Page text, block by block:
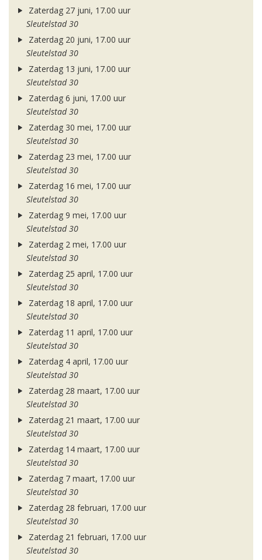
Zaterdag 27 juni, 17.00 uur
Sleutelstad 30
Zaterdag 20 juni, 17.00 uur
Sleutelstad 30
Zaterdag 13 juni, 17.00 uur
Sleutelstad 30
Zaterdag 6 juni, 17.00 uur
Sleutelstad 30
Zaterdag 30 mei, 17.00 uur
Sleutelstad 30
Zaterdag 23 mei, 17.00 uur
Sleutelstad 30
Zaterdag 16 mei, 17.00 uur
Sleutelstad 30
Zaterdag 9 mei, 17.00 uur
Sleutelstad 30
Zaterdag 2 mei, 17.00 uur
Sleutelstad 30
Zaterdag 25 april, 17.00 uur
Sleutelstad 30
Zaterdag 18 april, 17.00 uur
Sleutelstad 30
Zaterdag 11 april, 17.00 uur
Sleutelstad 30
Zaterdag 4 april, 17.00 uur
Sleutelstad 30
Zaterdag 28 maart, 17.00 uur
Sleutelstad 30
Zaterdag 21 maart, 17.00 uur
Sleutelstad 30
Zaterdag 14 maart, 17.00 uur
Sleutelstad 30
Zaterdag 7 maart, 17.00 uur
Sleutelstad 30
Zaterdag 28 februari, 17.00 uur
Sleutelstad 30
Zaterdag 21 februari, 17.00 uur
Sleutelstad 30